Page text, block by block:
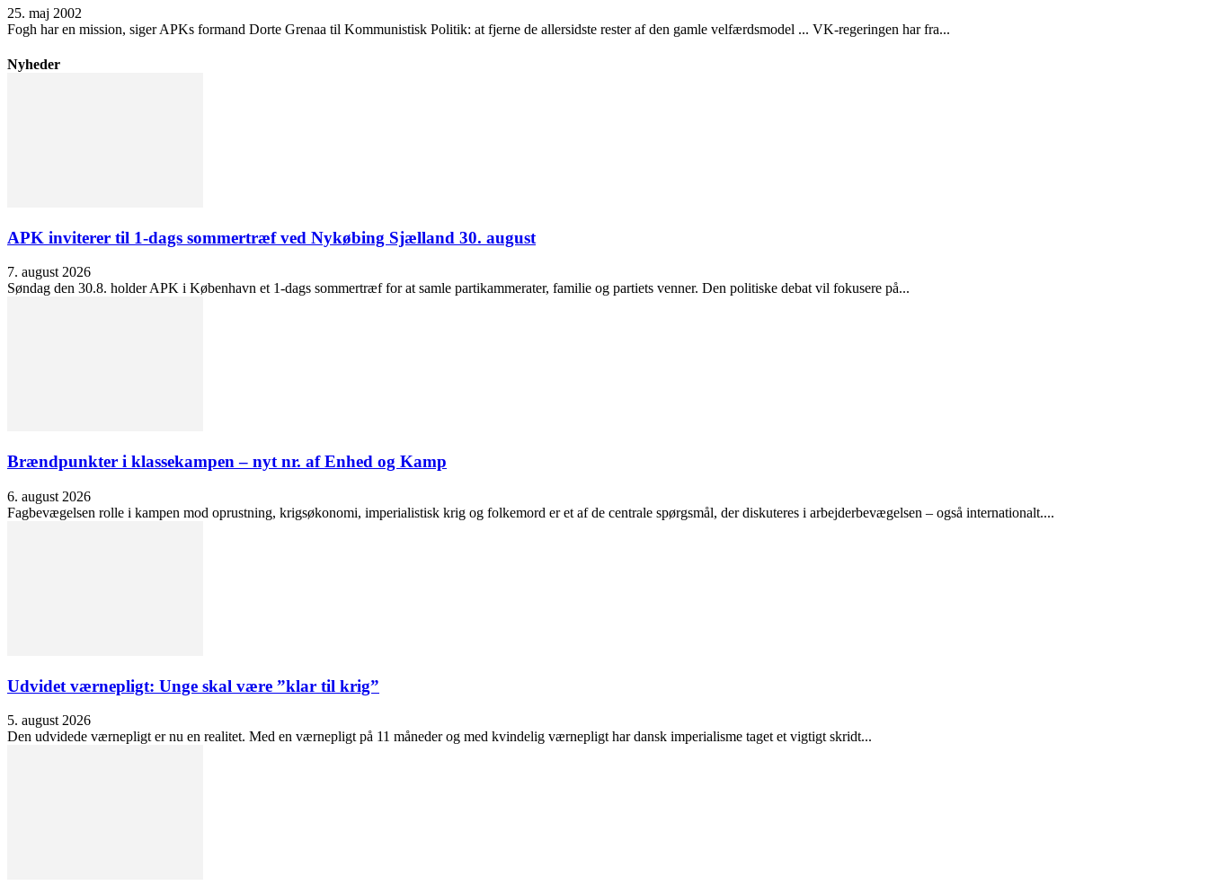
25. maj 2002
Fogh har en mission, siger APKs formand Dorte Grenaa til Kommunistisk Politik: at fjerne de allersidste rester af den gamle velfærdsmodel ... VK-regeringen har fra...
Nyheder
APK inviterer til 1-dags sommertræf ved Nykøbing Sjælland 30. august
7. august 2026
Søndag den 30.8. holder APK i København et 1-dags sommertræf for at samle partikammerater, familie og partiets venner. Den politiske debat vil fokusere på...
Brændpunkter i klassekampen – nyt nr. af Enhed og Kamp
6. august 2026
Fagbevægelsen rolle i kampen mod oprustning, krigsøkonomi, imperialistisk krig og folkemord er et af de centrale spørgsmål, der diskuteres i arbejderbevægelsen – også internationalt....
Udvidet værnepligt: Unge skal være ”klar til krig”
5. august 2026
Den udvidede værnepligt er nu en realitet. Med en værnepligt på 11 måneder og med kvindelig værnepligt har dansk imperialisme taget et vigtigt skridt...